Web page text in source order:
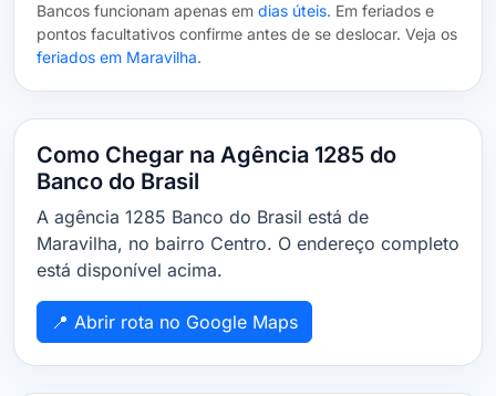
Bancos funcionam apenas em dias úteis. Em feriados e
pontos facultativos confirme antes de se deslocar. Veja os
feriados em Maravilha.
Como Chegar na Agência 1285 do
Banco do Brasil
A agência 1285 Banco do Brasil está de
Maravilha, no bairro Centro. O endereço completo
está disponível acima.
📍 Abrir rota no Google Maps